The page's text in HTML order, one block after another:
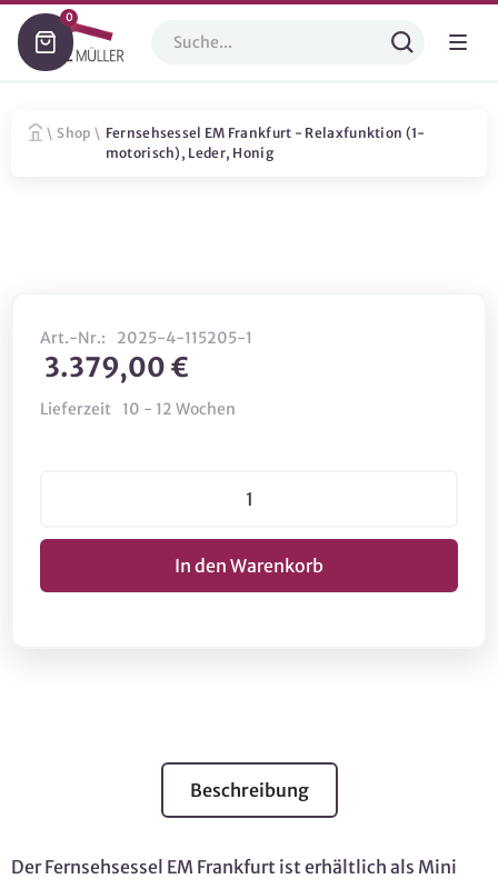
0
\ Shop \ Fernsehsessel EM Frankfurt - Relaxfunktion (1-
motorisch), Leder, Honig
Art.-Nr.: 2025-4-115205-1
3.379,00 €
Lieferzeit 10 - 12 Wochen
Beschreibung
Der Fernsehsessel EM Frankfurt ist erhältlich als Mini